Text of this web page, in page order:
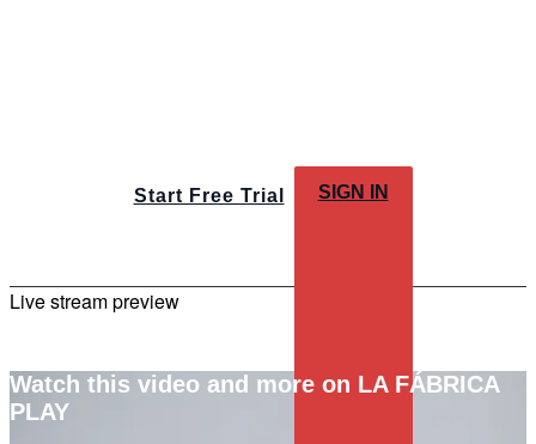
Start Free Trial SIGN IN
Live stream preview
Watch this video and more on LA FÁBRICA
PLAY